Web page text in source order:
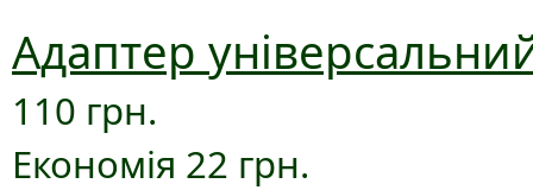
Адаптер
110 грн.
Економія 22 грн.